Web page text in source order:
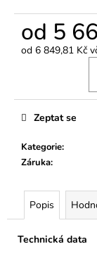
od 5
od 6 849,81 Kč
Kategorie:
Záruka:
Zeptat se
Popis
Technická data